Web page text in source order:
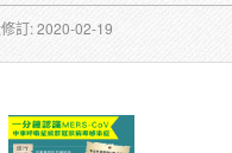
訂: 2020-02-19